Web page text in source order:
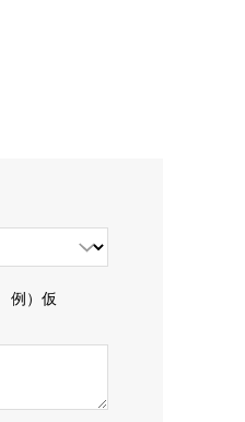
例）仮